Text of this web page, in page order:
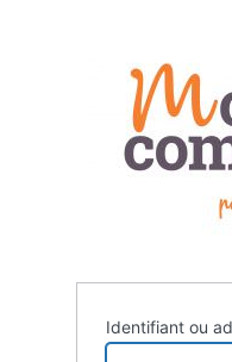
connecter
Identifiant ou